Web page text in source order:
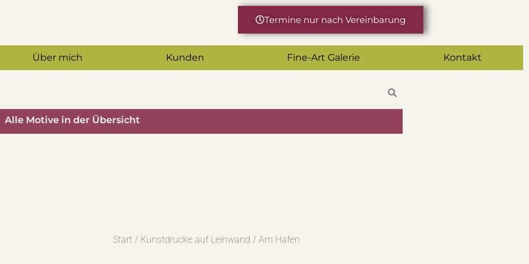
Termine nur nach Vereinbarung
Über mich Kunden Fine-Art Galerie Kontakt
Alle Motive in der Übersicht
Start / Kunstdrucke auf Leinwand / Am Hafen